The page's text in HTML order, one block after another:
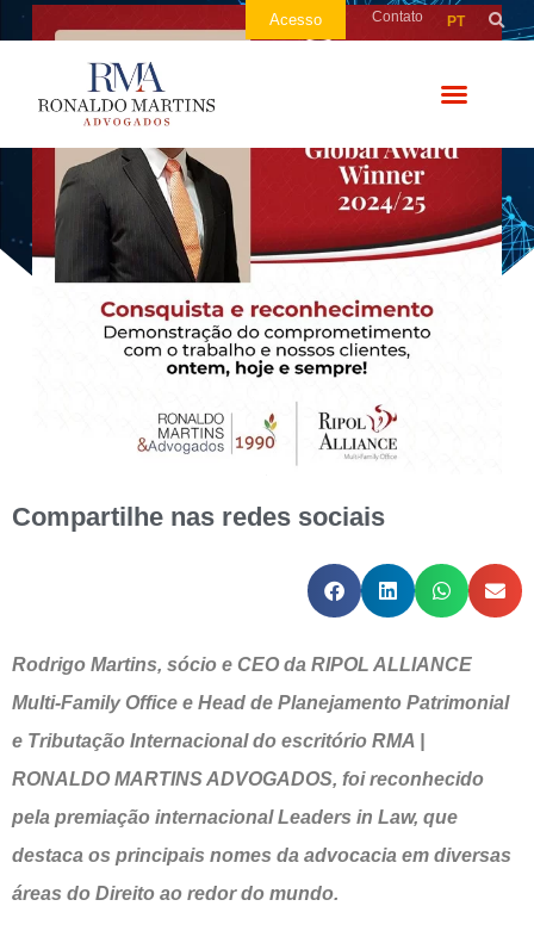
Acesso Contato PT
Compartilhe nas redes sociais
Rodrigo Martins, sócio e CEO da RIPOL ALLIANCE
Multi-Family Office e Head de Planejamento Patrimonial
e Tributação Internacional do escritório RMA |
RONALDO MARTINS ADVOGADOS, foi reconhecido
pela premiação internacional Leaders in Law, que
destaca os principais nomes da advocacia em diversas
áreas do Direito ao redor do mundo.